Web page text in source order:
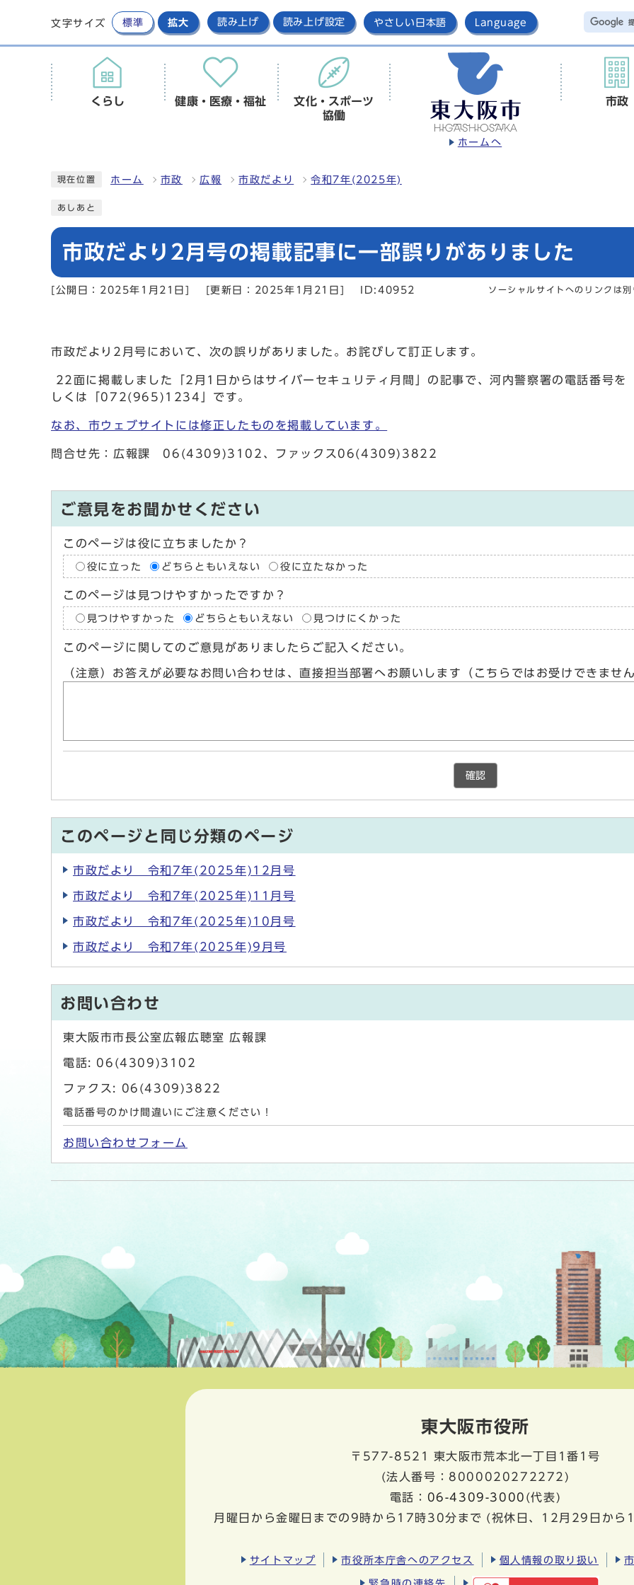
文字サイズ 標準 拡大 読み上げ 読み上げ設定 やさしい日本語 Language
ホームへ
くらし 健康・医療・福祉
文化・スポーツ
協働
市政
現在位置 ホーム 市政 広報 市政だより 令和7年(2025年)
あしあと
市政だより2月号の掲載記事に一部誤りがありました
[公開日：2025年1月21日] [更新日：2025年1月21日] ID:40952 ソーシャルサイトへのリンクは
市政だより2月号において、次の誤りがありました。お詫びして訂正します。
22面に掲載しました「2月1日からはサイバーセキュリティ月間」の記事で、河内警察署の電話番
しくは「072(965)1234」です。
なお、市ウェブサイトには修正したものを掲載しています。
問合せ先：広報課 06(4309)3102、ファックス06(4309)3822
ご意見をお聞かせください
このページは役に立ちましたか？
役に立った どちらともいえない 役に立たなかった
このページは見つけやすかったですか？
見つけやすかった どちらともいえない 見つけにくかった
このページに関してのご意見がありましたらご記入ください。
（注意）お答えが必要なお問い合わせは、直接担当部署へお願いします（こちらではお受けできませ
確認
このページと同じ分類のページ
市政だより 令和7年(2025年)12月号
市政だより 令和7年(2025年)11月号
市政だより 令和7年(2025年)10月号
市政だより 令和7年(2025年)9月号
お問い合わせ
東大阪市市長公室広報広聴室 広報課
電話: 06(4309)3102
ファクス: 06(4309)3822
電話番号のかけ間違いにご注意ください！
お問い合わせフォーム
東大阪市役所
〒577-8521
東大阪市荒本北一丁目1番1号
(法人番号：8000020272272)
電話： 06-4309-3000 (代表)
月曜日から金曜日までの9時から17時30分まで (祝休日、12月29日から
サイトマップ 市役所本庁舎へのアクセス 個人情報の取り扱い